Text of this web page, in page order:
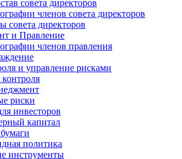
совета директоров
членов совета директоров
совета директоров
и Правление
членов правления
и управление рисками
риски
инвесторов
капитал
политика
инструменты